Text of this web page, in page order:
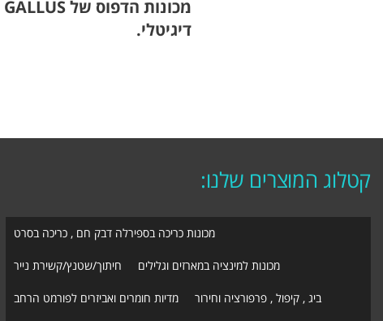
דיגיטלי.
קטלוג המוצרים שלנו:
מכונות כריכה בספירלה דבק חם , כריכה בסרט
מכונות למינציה במארזים וגלילים חיתוך/שטנץ/קשירת נייר
ביג , קיפול , פרפורציה וחירור מדיות חומרים ואביזרים לפורמט הרחב